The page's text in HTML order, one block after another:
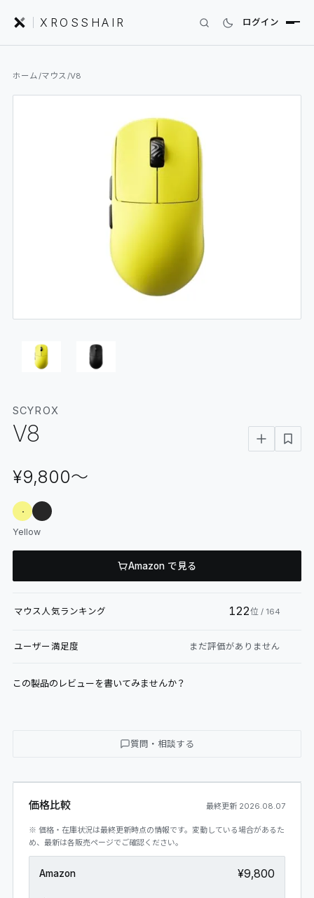
XROSSHAIR ログイン
編集部レビュー
マイページ
ホーム/マウス /V8
SCYROX
V8
¥9,800〜
Yellow
Amazon で見る
マウス 人気ランキング 122位 / 164
ユーザー満足度 まだ評価がありません
この製品のレビューを書いてみませんか？
質問・相談する
価格比較 最終更新 2026.08.07
※ 価格・在庫状況は最終更新時点の情報です。変動している場合があるた
め、最新は各販売ページでご確認ください。
Amazon ¥9,800